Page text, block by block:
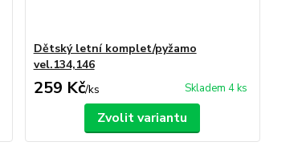
Dětský letní komplet/pyžamo
vel.134,146
259 Kč/ks Skladem 4 ks
Zvolit variantu